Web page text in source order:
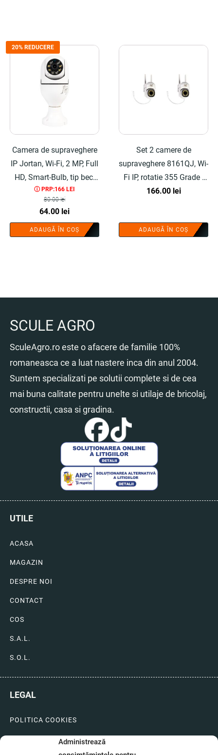
Administrează
20% REDUCERE
Camera de supraveghere
IP Jortan, Wi-Fi, 2 MP, Full
HD, Smart-Bulb, tip bec,
Senzor de Miscare,
Aplicatie Telefon - COBI
ⓘ PRP:166 LEI
80.00lei
Prețul
inițial
a
64.00 leiPrețul
curent
este:
ADAUGĂ ÎN COȘ
Set 2 camere de
supraveghere 8161QJ, Wi-
Fi IP, rotatie 355 Grade -
COBI SMART®
166.00 lei
ADAUGĂ ÎN COȘ
SCULE AGRO
SculeAgro.ro este o afacere de familie 100%
romaneasca ce a luat nastere inca din anul 2004.
Suntem specializati pe solutii complete si de cea
mai buna calitate pentru unelte si utilaje de bricolaj,
constructii, casa si gradina.
UTILE
ACASA
MAGAZIN
DESPRE NOI
CONTACT
COS
S.A.L.
S.O.L.
LEGAL
POLITICA COOKIES
LIVRARI SI PLATI